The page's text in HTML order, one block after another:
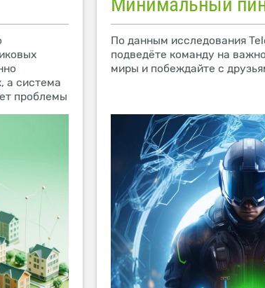
а система
проблемы
По данным исследования
подведёте команду на
миры и побеждайте с